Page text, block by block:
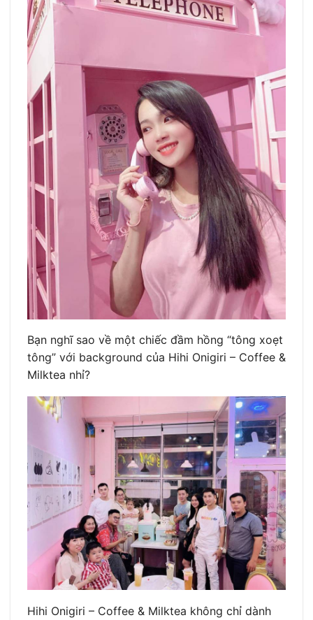
Bạn nghĩ sao về một chiếc đầm hồng “tông xoẹt
tông” với background của Hihi Onigiri – Coffee &
Milktea nhỉ?
Hihi Onigiri – Coffee & Milktea không chỉ dành